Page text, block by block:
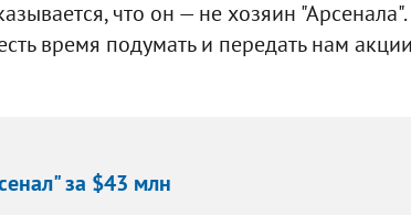
что он — не хозяин
время подумать и передать нам
за $43 млн